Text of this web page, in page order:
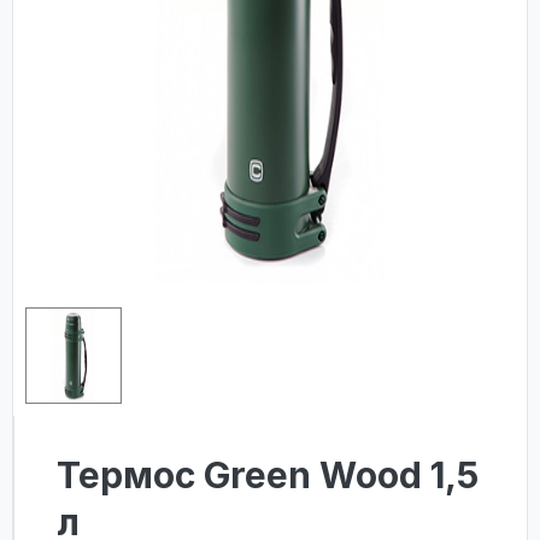
Термос Green Wood 1,5
л